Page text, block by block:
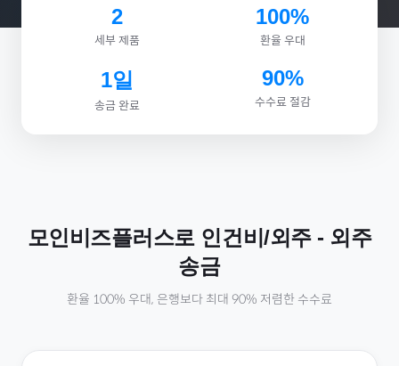
2
세부 제품
100%
환율 우대
1일
송금 완료
90%
수수료 절감
모인비즈플러스로 인건비/외주- 외주
송금
환율 100% 우대, 은행보다 최대 90% 저렴한 수수료